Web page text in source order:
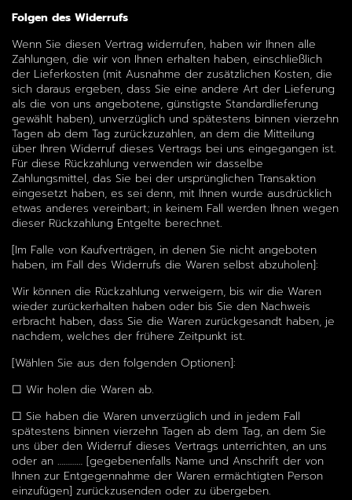
Folgen des Widerrufs
Wenn Sie diesen Vertrag widerrufen, haben wir Ihnen alle
Zahlungen, die wir von Ihnen erhalten haben, einschließlich
der Lieferkosten (mit Ausnahme der zusätzlichen Kosten, die
sich daraus ergeben, dass Sie eine andere Art der Lieferung
als die von uns angebotene, günstigste Standardlieferung
gewählt haben), unverzüglich und spätestens binnen vierzehn
Tagen ab dem Tag zurückzuzahlen, an dem die Mitteilung
über Ihren Widerruf dieses Vertrags bei uns eingegangen ist.
Für diese Rückzahlung verwenden wir dasselbe
Zahlungsmittel, das Sie bei der ursprünglichen Transaktion
eingesetzt haben, es sei denn, mit Ihnen wurde ausdrücklich
etwas anderes vereinbart; in keinem Fall werden Ihnen wegen
dieser Rückzahlung Entgelte berechnet.
[Im Falle von Kaufverträgen, in denen Sie nicht angeboten
haben, im Fall des Widerrufs die Waren selbst abzuholen]:
Wir können die Rückzahlung verweigern, bis wir die Waren
wieder zurückerhalten haben oder bis Sie den Nachweis
erbracht haben, dass Sie die Waren zurückgesandt haben, je
nachdem, welches der frühere Zeitpunkt ist.
[Wählen Sie aus den folgenden Optionen]:
☐ Wir holen die Waren ab.
☐ Sie haben die Waren unverzüglich und in jedem Fall
spätestens binnen vierzehn Tagen ab dem Tag, an dem Sie
uns über den Widerruf dieses Vertrags unterrichten, an uns
oder an ………… [gegebenenfalls Name und Anschrift der von
Ihnen zur Entgegennahme der Waren ermächtigten Person
einzufügen] zurückzusenden oder zu übergeben.